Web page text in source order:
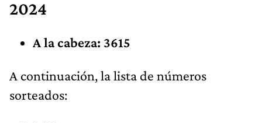
2024
A la cabeza: 3615
​​A continuación, la lista de números
sorteados: